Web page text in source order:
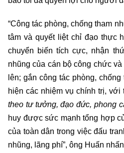
“Công tác phòng, chống tham
tâm và quyết liệt chỉ đạo thực
chuyển biến tích cực, nhận
nhũng của cán bộ công chức
lên; gắn công tác phòng,
hiện các nhiệm vụ chính trị, với
theo tư tưởng, đạo đức, phong
huy được sức mạnh tổng hợp
của toàn dân trong việc đấu
nhũng, lãng phí”, ông Huấn